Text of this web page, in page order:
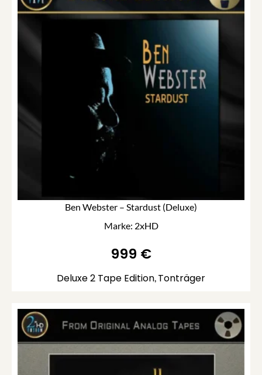
Deluxe 2 Tape Edition Tonträger
Ben Webster – Stardust (Deluxe)
Marke: 2xHD
999 €